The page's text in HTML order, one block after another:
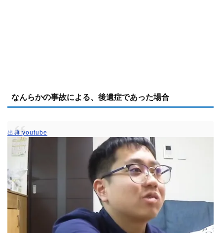
なんらかの事故による、後遺症であった場合
出典:youtube